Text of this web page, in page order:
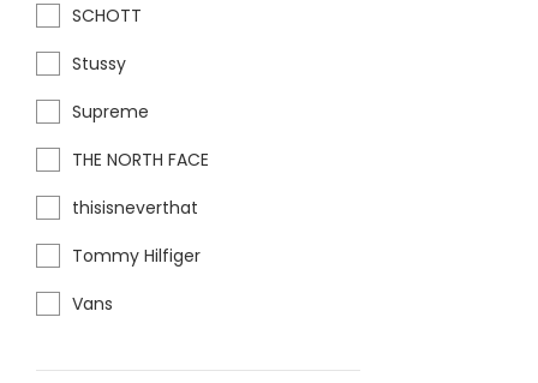
SCHOTT
Stussy
Supreme
THE NORTH FACE
thisisneverthat
Tommy Hilfiger
Vans